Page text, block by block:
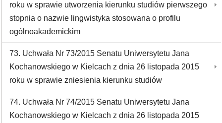
roku w sprawie utworzenia kierunku studiów pierwszego
stopnia o nazwie lingwistyka stosowana o profilu
ogólnoakademickim
73. Uchwała Nr 73/2015 Senatu Uniwersytetu Jana
Kochanowskiego w Kielcach z dnia 26 listopada 2015
roku w sprawie zniesienia kierunku studiów
74. Uchwała Nr 74/2015 Senatu Uniwersytetu Jana
Kochanowskiego w Kielcach z dnia 26 listopada 2015